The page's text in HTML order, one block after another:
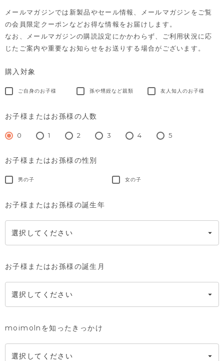
メールマガジンでは新製品やセール情報、メールマガジンをご覧
の会員限定クーポンなどお得な情報をお届けします。
なお、メールマガジンの購読設定にかかわらず、ご利用状況に応
じたご案内や重要なお知らせをお送りする場合がございます。
購入対象
ご自身のお子様 孫や甥姪など親類 友人知人のお子様
お子様またはお孫様の人数
0 1 2 3 4 5
お子様またはお孫様の性別
男の子 女の子
お子様またはお孫様の誕生年
お子様またはお孫様の誕生月
moimolnを知ったきっかけ